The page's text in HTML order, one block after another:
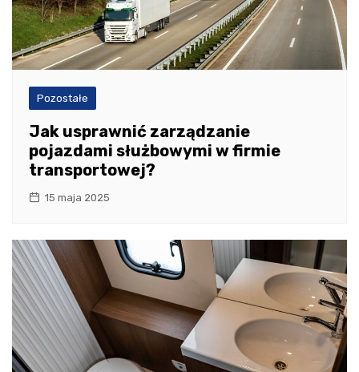
Pozostałe
Jak usprawnić zarządzanie
pojazdami służbowymi w firmie
transportowej?
15 maja 2025